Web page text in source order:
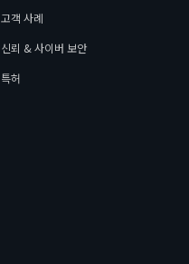
고객 사례
신뢰 & 사이버 보안
특허